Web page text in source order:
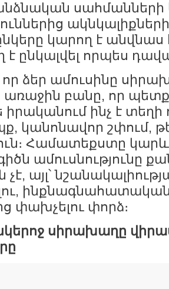
սահմանների
կարող է անվնաս
է ընկալվել որպես
ձեր ամուսինը
բանը, որ պետք
ինչ է տեղի
կանոնավոր շփում,
Համատեքստը
ամուսնությունը
չէ, այլ՝
փախչելու փորձ։
սիրախաղը